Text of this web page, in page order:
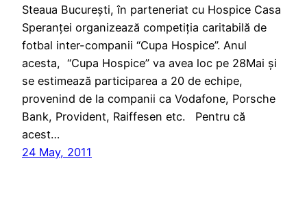
Steaua București, în parteneriat cu Hospice Casa
Speranței organizează competiția caritabilă de
fotbal inter-companii “Cupa Hospice”. Anul
acesta, “Cupa Hospice” va avea loc pe 28Mai și
se estimează participarea a 20 de echipe,
provenind de la companii ca Vodafone, Porsche
Bank, Provident, Raiffesen etc. Pentru că
acest…
24 May, 2011